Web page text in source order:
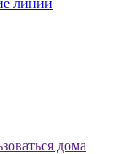
линии
дома